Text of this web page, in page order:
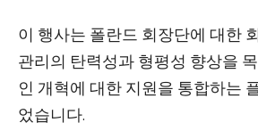
이 행사는 폴란드 회장단에 대한
관리의 탄력성과 형평성 향상을
인 개혁에 대한 지원을 통합하는
었습니다.